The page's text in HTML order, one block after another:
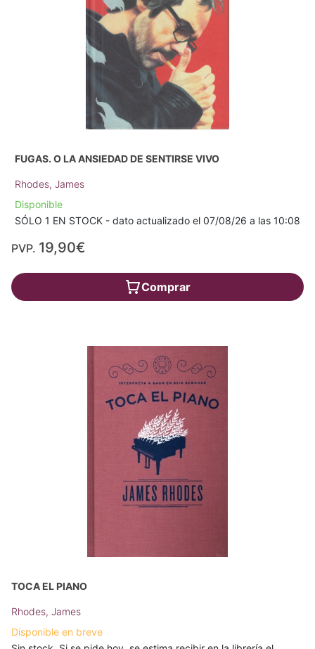
FUGAS. O LA ANSIEDAD DE SENTIRSE VIVO
Rhodes, James
Disponible
SÓLO 1 EN STOCK - dato actualizado el 07/08/26 a las 10:08
PVP. 19,90€
Comprar
TOCA EL PIANO
Rhodes, James
Disponible en breve